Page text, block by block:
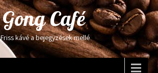
Gong Café
Friss kávé a bejegyzések mellé